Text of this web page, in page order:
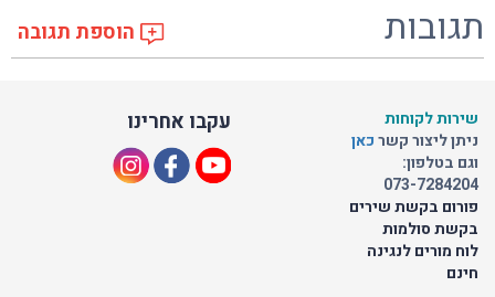
תגובות הוספת תגובה
עקבו אחרינו
שירות לקוחות
ניתן ליצור קשרכאן
וגם בטלפון:
073-7284204
פורום בקשת שירים
בקשת סולמות
לוח מורים לנגינה
חינם